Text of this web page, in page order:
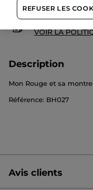
VOIR LES
VOIR LA
Description
Mon Rouge et sa
Référence: BH027
Avis clients
REFUSER LES